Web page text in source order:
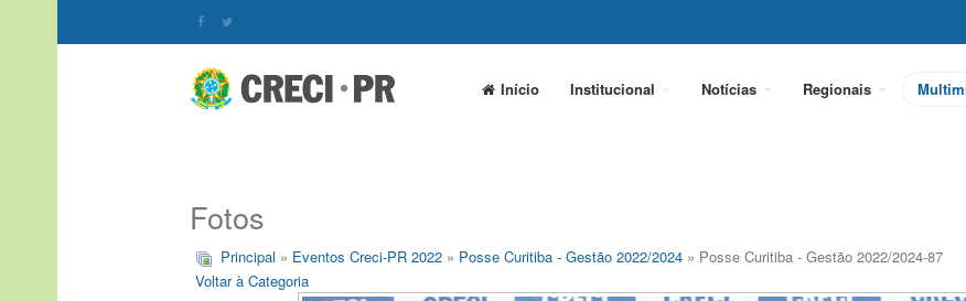
Início Institucional Notícias Regionais
Fotos
Principal » Eventos Creci-PR 2022 » Posse Curitiba - Gestão 2022/2024 » Posse Curitiba - Gestão 2022/2024-87
Voltar à Categoria